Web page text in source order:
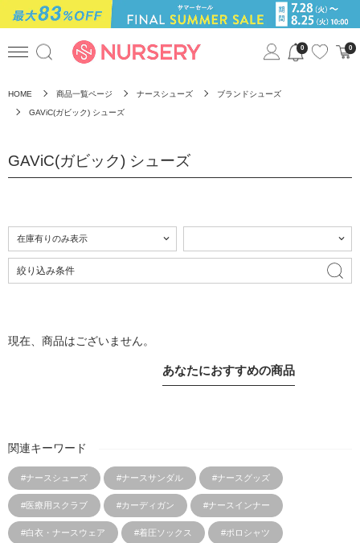
0 0
HOME 商品一覧ページ ナースシューズ ブランドシューズ
GAViC(ガビック) シューズ
GAViC(ガビック) シューズ
絞り込み条件
現在、商品はございません。
あなたにおすすめの商品
関連キーワード
#ナースシューズ #ナースサンダル #ナースグッズ
#医療用スクラブ #カーディガン #ナースインナー
#白衣・ナースウェア #着圧ソックス #ポロシャツ